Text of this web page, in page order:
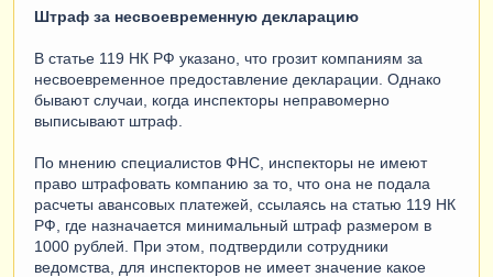
Штраф за несвоевременную декларацию
В статье 119 НК РФ указано, что грозит компаниям за
несвоевременное предоставление декларации. Однако
бывают случаи, когда инспекторы неправомерно
выписывают штраф.
По мнению специалистов ФНС, инспекторы не имеют
право штрафовать компанию за то, что она не подала
расчеты авансовых платежей, ссылаясь на статью 119 НК
РФ, где назначается минимальный штраф размером в
1000 рублей. При этом, подтвердили сотрудники
ведомства, для инспекторов не имеет значение какое